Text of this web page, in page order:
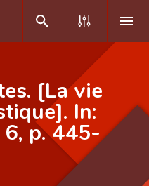
[La vie
In:
p. 445-